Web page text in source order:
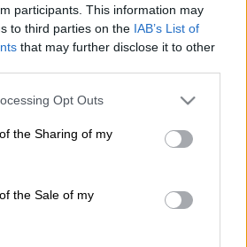
participants. This information may
to third parties on the IAB’s List of
that may further disclose it to other
app uses one or more Google
or usage behaviour. You may click to
Google and its third-party tags to
specified purposes in below Google
Opt Outs
the Sharing of my
the Sale of my
20:43
Κριστιάνο Ρονάλντο; Ο
πέρασε από
- Δείτε το βίντεο
το deal
τη στιγμή, αγώνας δρόμου.